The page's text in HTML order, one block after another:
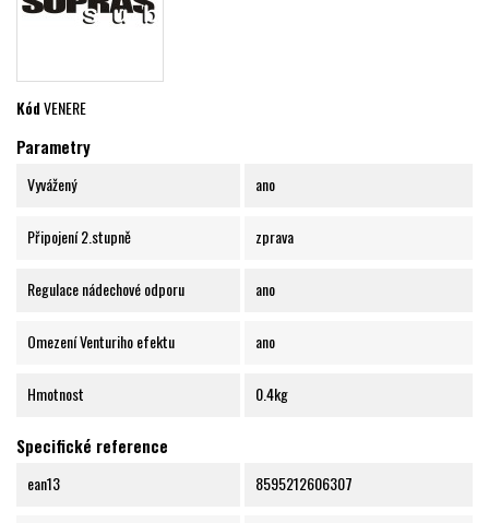
KódVENERE
Parametry
Vyvážený ano
Připojení 2.stupně zprava
Regulace nádechové odporu ano
Omezení Venturiho efektu ano
Hmotnost 0.4kg
Specifické reference
ean13 8595212606307